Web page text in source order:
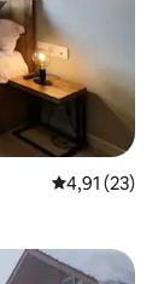
Calificación
4,91 (23)